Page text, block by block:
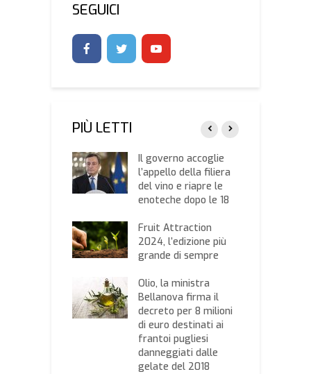
SEGUICI
PIÙ LETTI
Il governo accoglie
l’appello della filiera
del vino e riapre le
enoteche dopo le 18
Fruit Attraction
2024, l’edizione più
grande di sempre
Olio, la ministra
Bellanova firma il
decreto per 8 milioni
di euro destinati ai
frantoi pugliesi
danneggiati dalle
gelate del 2018